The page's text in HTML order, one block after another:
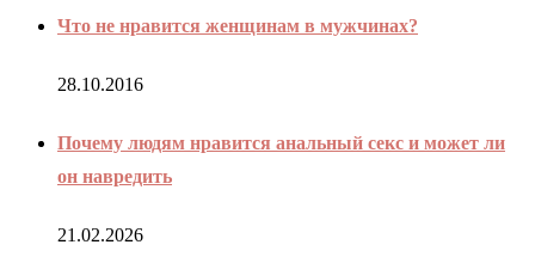
Что не нравится женщинам в мужчинах?
28.10.2016
Почему людям нравится анальный секс и может ли
он навредить
21.02.2026